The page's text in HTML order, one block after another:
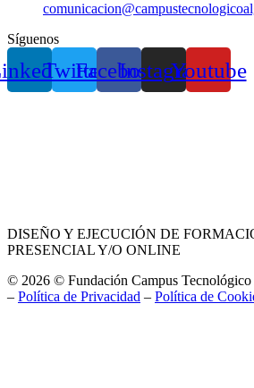
Síguenos
TwitterFacebookInstagramYoutube
DISEÑO Y EJECUCIÓN DE
PRESENCIAL Y/O ONLINE
© 2026 © Fundación Campus Tecnológico
– Política de Privacidad – Política de